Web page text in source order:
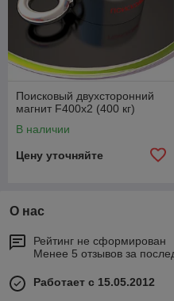
Поисковый двухсторонний
магнит F400x2 (400 кг)
В наличии
Цену уточняйте
О нас
Рейтинг не сформирован
Менее 5 отзывов за
Работает с 15.05.2012